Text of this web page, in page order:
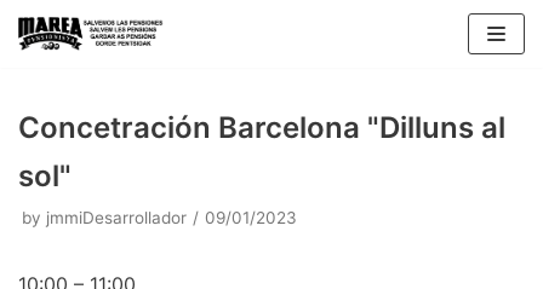
Skip
Concetración Barcelona "Dilluns al
sol"
by jmmiDesarrollador 09/01/2023
10:00 – 11:00